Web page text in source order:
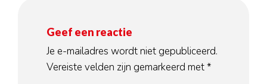
Geef een reactie
Je e-mailadres wordt niet gepubliceerd.
Vereiste velden zijn gemarkeerd met*